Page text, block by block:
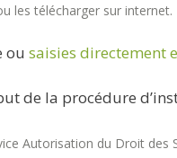
les télécharger sur internet.
ou saisies directement
de la procédure
Autorisation du Droit des